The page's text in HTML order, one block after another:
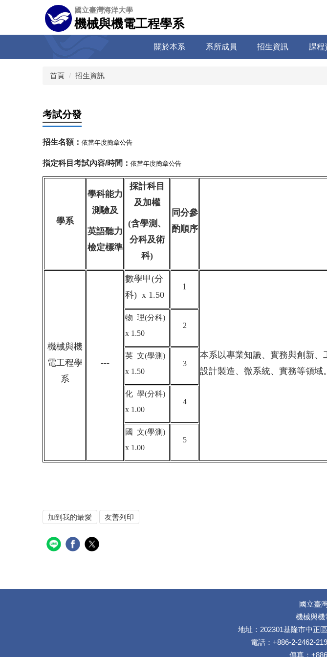
容
國立臺灣海洋大學
機械與機電工程學系
關於本系 系所成員 招生資訊 課程
首頁 招生資訊
考試分發
招生名額： 依當年度簡章公告
指定科目考試內容/時間： 依當年度簡章公告
學系
學科能力
測驗及
英語聽力
檢定標準
採計科目
及加權
(含學測、
分科及術
科)
同分參
酌順序
機械與機
電工程學
系
---
數學甲(分
科) x 1.50
1
本系以專業知識、實務與創新、
設計製造、微系統、實務等領域
物 理(分科)
x 1.50
2
英 文(學測)
x 1.50
3
化 學(分科)
x 1.00
4
國 文(學測)
x 1.00
5
加到我的最愛 友善列印
國立臺
機械與機
地址：202301基隆市中正
電話：+886-2-2462-
傳真：